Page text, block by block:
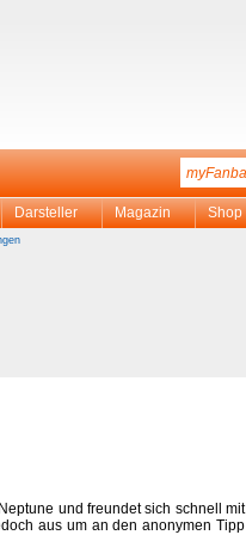
Darsteller Magazin Shop
und freundet sich schnell mit
aus um an den anonymen Tipp